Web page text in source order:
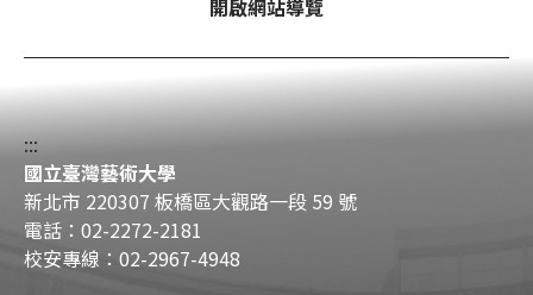
開啟網站導覽
:::
國立臺灣藝術大學
新北市 220307 板橋區大觀路一段 59 號
電話：02-2272-2181
校安專線：02-2967-4948